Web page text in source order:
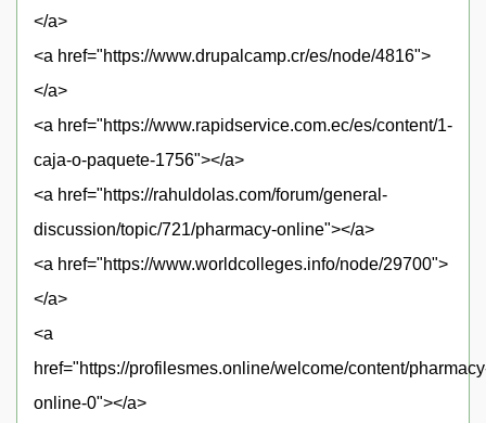
</a>
<a href="https://www.drupalcamp.cr/es/node/4816">
</a>
<a href="https://www.rapidservice.com.ec/es/content/1-
caja-o-paquete-1756"></a>
<a href="https://rahuldolas.com/forum/general-
discussion/topic/721/pharmacy-online"></a>
<a href="https://www.worldcolleges.info/node/29700">
</a>
<a
href="https://profilesmes.online/welcome/content/
online-0"></a>